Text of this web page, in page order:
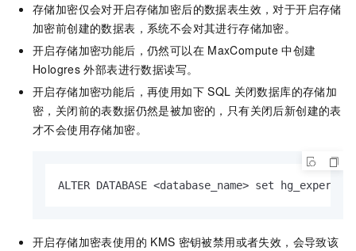
存储加密仅会对开启存储加密后的数据表生效，对于开启存储
加密前创建的数据表，系统不会对其进行存储加密。
开启存储加密功能后，仍然可以在 MaxCompute 中创建
Hologres 外部表进行数据读写。
开启存储加密功能后，再使用如下 SQL 关闭数据库的存储加
密，关闭前的表数据仍然是被加密的，只有关闭后新创建的表
才不会使用存储加密。
ALTER DATABASE <database_name> set
开启存储加密表使用的 KMS 密钥被禁用或者失效，会导致该